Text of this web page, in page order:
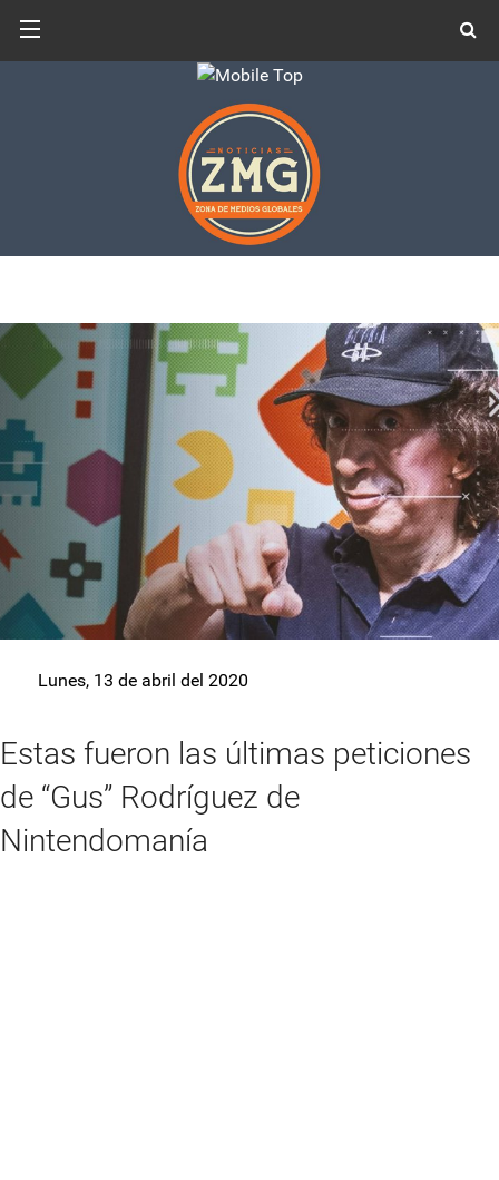
Lunes, 13 de abril del 2020
Estas fueron las últimas peticiones
de “Gus” Rodríguez de
Nintendomanía